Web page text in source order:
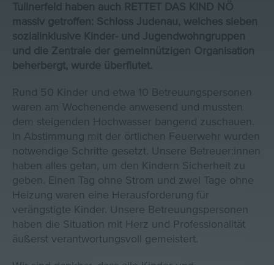
Tullnerfeld haben auch RETTET DAS KIND NÖ
massiv getroffen: Schloss Judenau, welches sieben
sozialinklusive Kinder- und Jugendwohngruppen
und die Zentrale der gemeinnützigen Organisation
beherbergt, wurde überflutet.
Rund 50 Kinder und etwa 10 Betreuungspersonen
waren am Wochenende anwesend und mussten
dem steigenden Hochwasser bangend zuschauen.
In Abstimmung mit der örtlichen Feuerwehr wurden
notwendige Schritte gesetzt. Unsere Betreuer:innen
haben alles getan, um den Kindern Sicherheit zu
geben. Einen Tag ohne Strom und zwei Tage ohne
Heizung waren eine Herausforderung für
verängstigte Kinder. Unsere Betreuungspersonen
haben die Situation mit Herz und Professionalität
äußerst verantwortungsvoll gemeistert.